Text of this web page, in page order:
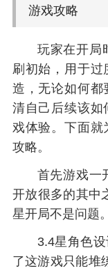
游戏攻略
玩家在开局
刷初始，用于
造，无论如何都
清自己后续该如
戏体验。下面就
攻略。
首先游戏一
开放很多的其中
星开局不是问题。
3.4星角色
了这游戏只能堆